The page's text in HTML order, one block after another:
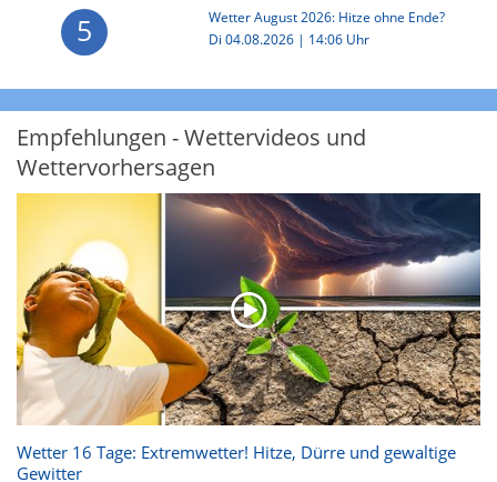
5
Wetter August 2026: Hitze ohne Ende?
Di 04.08.2026 | 14:06 Uhr
Empfehlungen - Wettervideos und
Wettervorhersagen
Wetter 16 Tage: Extremwetter! Hitze, Dürre und gewaltige
Gewitter